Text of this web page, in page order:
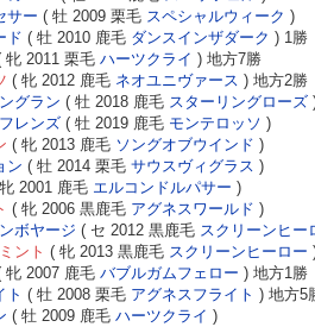
サー ( 牡 2009 栗毛 スペシャルウィーク )
ド ( 牡 2010 鹿毛 ダンスインザダーク ) 1勝
牝 2011 栗毛 ハーツクライ ) 地方7勝
( 牝 2012 鹿毛 ネオユニヴァース ) 地方2勝
グラン ( 牡 2018 鹿毛 スターリングローズ
レンズ ( 牡 2019 鹿毛 モンテロッソ )
( 牝 2013 鹿毛 ソングオブウインド )
ン ( 牡 2014 栗毛 サウスヴィグラス )
2001 鹿毛 エルコンドルパサー )
( 牝 2006 黒鹿毛 アグネスワールド )
ボヤージ ( セ 2012 黒鹿毛 スクリーンヒー
ント ( 牝 2013 黒鹿毛 スクリーンヒーロー
牝 2007 鹿毛 バブルガムフェロー ) 地方1勝
ト ( 牡 2008 栗毛 アグネスフライト ) 地方5
( 牡 2009 鹿毛 ハーツクライ )